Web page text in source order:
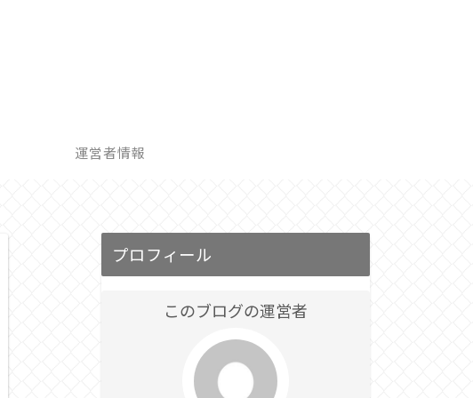
運営者情報
プロフィール
このブログの運営者